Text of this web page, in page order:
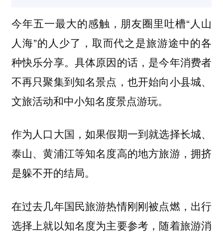
今年五一最大的感触，朋友圈里吐槽“人山
人海”的人少了，取而代之是旅游途中的各
种快乐分享。具体原因的话，是今年消费者
不再只聚集到知名景点，也开始向小县城、
文旅活动和中小知名度景点游玩。
作为人口大国，如果假期一到就选择长城、
泰山、黄浦江等知名度高的地方旅游，拥挤
是躲不开的结局。
在过去几年国民旅游热情刚刚被点燃，出行
选择上就以知名度为主要参考，随着旅游消